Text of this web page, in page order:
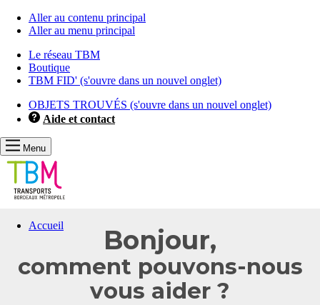
Aller au contenu principal
Aller au menu principal
Le réseau TBM
Boutique
TBM FID' (s'ouvre dans un nouvel onglet)
OBJETS TROUVÉS (s'ouvre dans un nouvel onglet)
Aide et contact
Menu
Accueil
allez
redirigé
vers
Bonjour,
comment pouvons-nous
vous aider ?